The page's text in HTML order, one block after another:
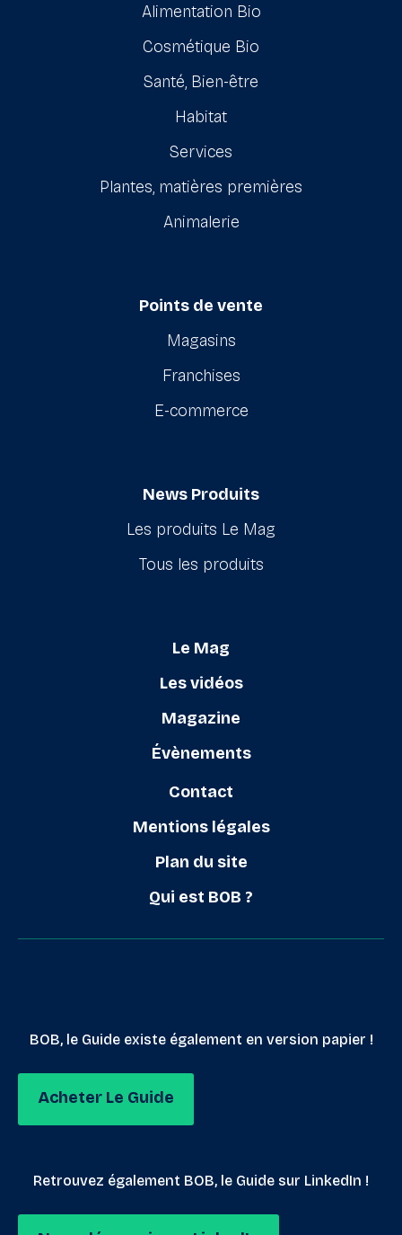
Alimentation Bio
Cosmétique Bio
Santé, Bien-être
Habitat
Services
Plantes, matières premières
Animalerie
Points de vente
Magasins
Franchises
E-commerce
News Produits
Les produits Le Mag
Tous les produits
Le Mag
Les vidéos
Magazine
Évènements
Contact
Mentions légales
Plan du site
Qui est BOB ?
BOB, le Guide existe également en version papier !
Acheter Le Guide
Retrouvez également BOB, le Guide sur LinkedIn !